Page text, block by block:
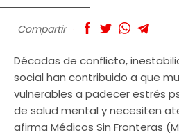
Compartir
Décadas de conflicto,
social han contribuido a que
vulnerables a padecer estrés
de salud mental y necesiten
afirma Médicos Sin Fronteras